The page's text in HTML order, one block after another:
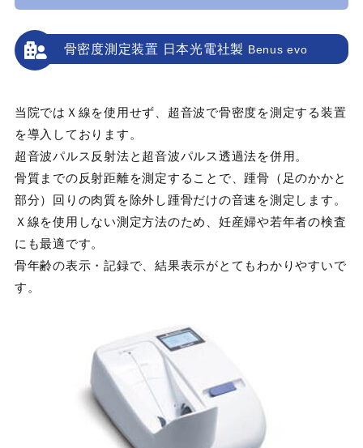
骨密度測定装置 日本光電社製 Benus evo
当院ではＸ線を使用せず、超音波で骨密度を測定する装置
を導入しております。
超音波パルス反射法と超音波パルス透過法を併用。
骨質までの反射距離を測定することで、踵骨（足のかかと
部分）回りの肉質を除外し踵骨だけの音速を測定します。
Ｘ線を使用しない測定方法のため、妊産婦や若年者の検査
にも最適です。
骨年齢の表示・記録で、結果表示がとてもわかりやすいで
す。